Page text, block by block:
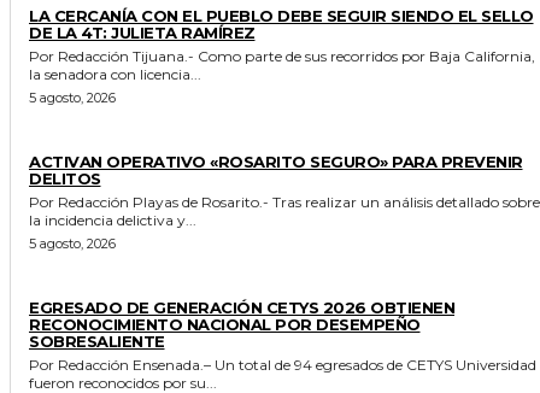
LA CERCANÍA CON EL PUEBLO DEBE SEGUIR SIENDO EL SELLO
DE LA 4T: JULIETA RAMÍREZ
Por Redacción Tijuana.- Como parte de sus recorridos por Baja California,
la senadora con licencia...
5 agosto, 2026
ACTIVAN OPERATIVO «ROSARITO SEGURO» PARA PREVENIR
DELITOS
Por Redacción Playas de Rosarito.- Tras realizar un análisis detallado sobre
la incidencia delictiva y...
5 agosto, 2026
EGRESADO DE GENERACIÓN CETYS 2026 OBTIENEN
RECONOCIMIENTO NACIONAL POR DESEMPEÑO
SOBRESALIENTE
Por Redacción Ensenada.– Un total de 94 egresados de CETYS Universidad
fueron reconocidos por su...